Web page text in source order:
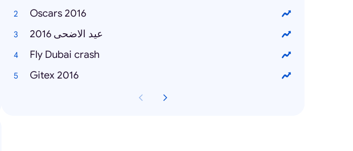
Oscars 2016
عيد الاضحى 2016
Fly Dubai crash
Gitex 2016